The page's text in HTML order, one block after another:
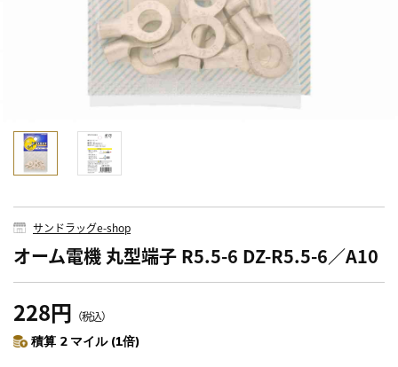
サンドラッグe-shop
オーム電機 丸型端子 R5.5-6 DZ-R5.5-6／A10
228円 （税込）
積算 2 マイル (1倍)